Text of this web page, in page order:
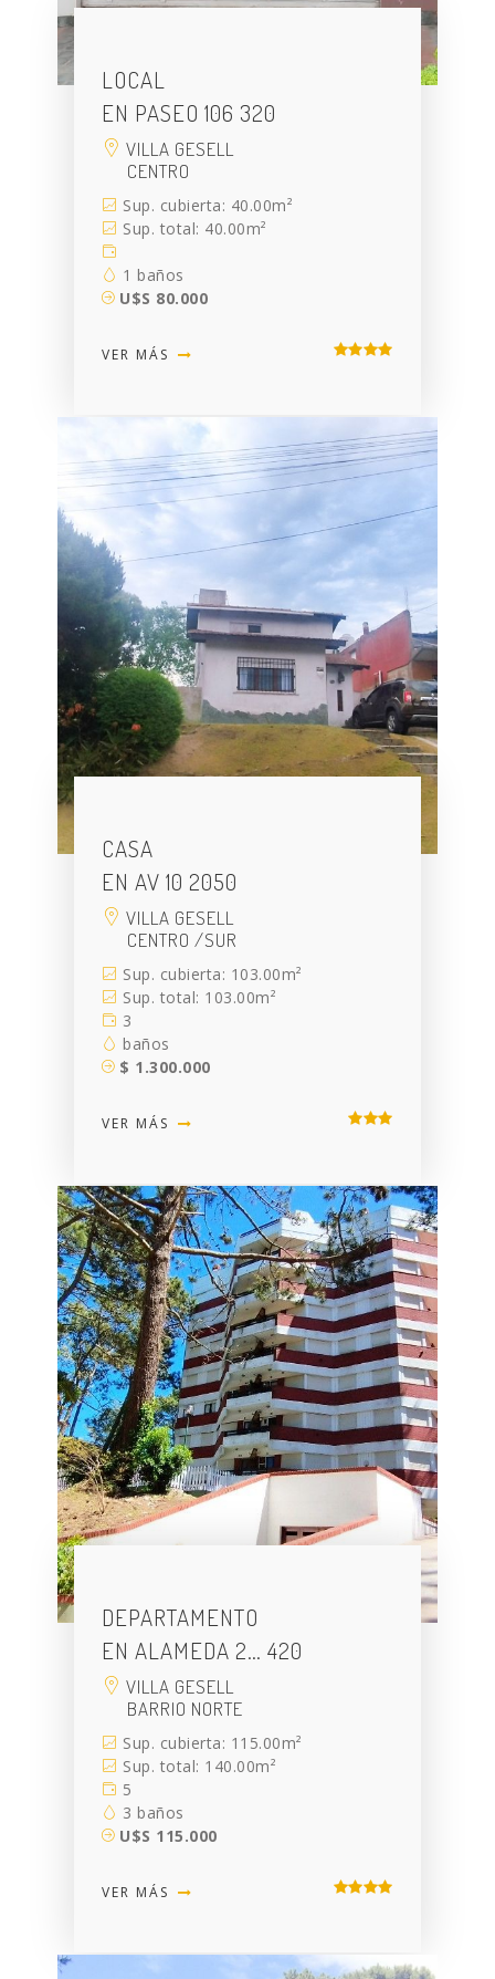
LOCAL
EN PASEO 106 320
VILLA GESELL
CENTRO
Sup. cubierta: 40.00m²
Sup. total: 40.00m²
1 baños
U$S 80.000
VER MÁS
CASA
EN AV 10 2050
VILLA GESELL
CENTRO /SUR
Sup. cubierta: 103.00m²
Sup. total: 103.00m²
3
baños
$ 1.300.000
VER MÁS
DEPARTAMENTO
EN ALAMEDA 2… 420
VILLA GESELL
BARRIO NORTE
Sup. cubierta: 115.00m²
Sup. total: 140.00m²
5
3 baños
U$S 115.000
VER MÁS